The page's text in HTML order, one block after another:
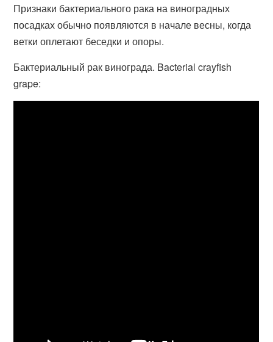
Признаки бактериального рака на виноградных
посадках обычно появляются в начале весны, когда
ветки оплетают беседки и опоры.
Бактериальный рак винограда. Bacterial crayfish
grape: